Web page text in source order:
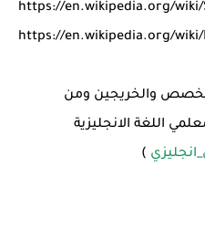
https://en.wikipedia.org/
https://en.wikipedia.org/
والخريجين ومن
اللغة الانجليزية
)